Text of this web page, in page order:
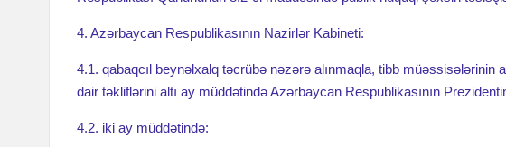
Akademik Mustafa Topçubaşov adına Elmi Cərrahiyyə Mərkəzində Novruz
Elmdə və həyatda qadınların rolu
Xocalı soyqırımı: unudulmayan
Elmi Cərrahiyyə Mərkəzinin şöbə müdiri: «Hər beş insandan biri bu
“Elektron xəstəlik vərəqəsi”nin tətbiqinə həsr olunmuş infosessiya keçirilib
4. Azərbaycan Respublikasının Nazirlər Kabineti:
4.1. qabaqcıl beynəlxalq təcrübə nəzərə alınmaqla, tibb
dair təkliflərini altı ay müddətində Azərbaycan Respublikasının
4.2. iki ay müddətində: